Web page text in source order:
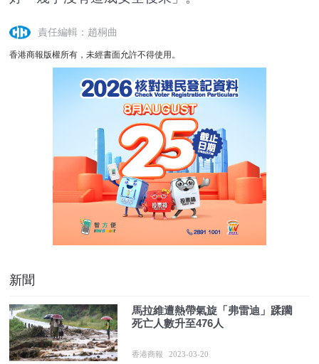
責任編輯：趙桐曲
香港商報版權所有，未經書面允許不得使用。
新聞
馬拉維遭熱帶氣旋「弗雷迪」蹂躪
死亡人數升至476人
香港商報 2023-03-20